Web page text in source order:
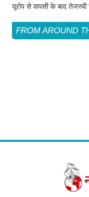
यूरोप से वापसी के बाद
FROM AROUND